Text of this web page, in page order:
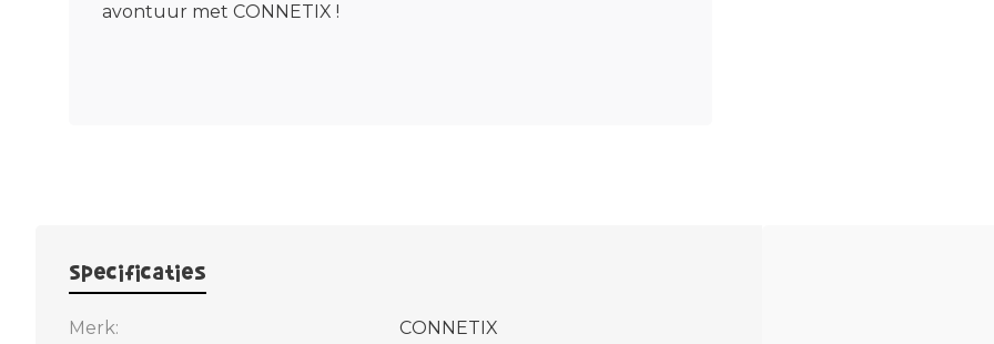
avontuur met CONNETIX !
Specificaties
Merk:
CONNETIX